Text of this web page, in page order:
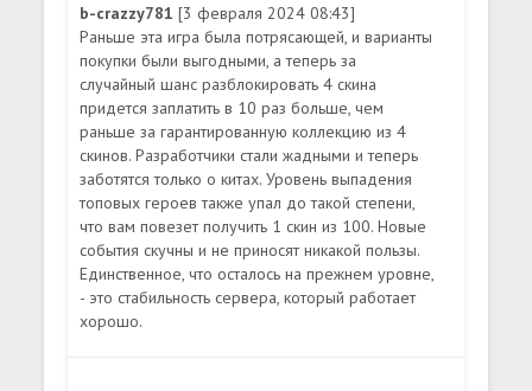
b-crazzy781[3 февраля 2024 08:43]
Раньше эта игра была потрясающей, и варианты
покупки были выгодными, а теперь за
случайный шанс разблокировать 4 скина
придется заплатить в 10 раз больше, чем
раньше за гарантированную коллекцию из 4
скинов. Разработчики стали жадными и теперь
заботятся только о китах. Уровень выпадения
топовых героев также упал до такой степени,
что вам повезет получить 1 скин из 100. Новые
события скучны и не приносят никакой пользы.
Единственное, что осталось на прежнем уровне,
- это стабильность сервера, который работает
хорошо.